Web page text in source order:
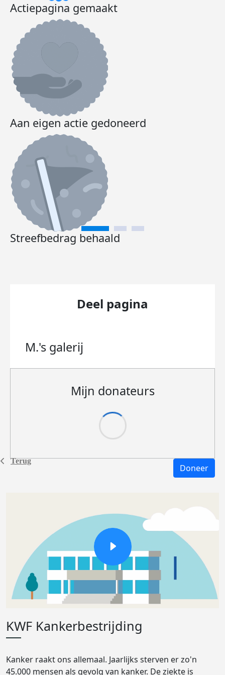
Terug
Actiepagina gemaakt
Aan eigen actie gedoneerd
Streefbedrag behaald
Deel pagina
M.'s galerij
Mijn donateurs
Doneer
KWF Kankerbestrijding
Kanker raakt ons allemaal. Jaarlijks sterven er zo'n
45.000 mensen als gevolg van kanker. De ziekte is